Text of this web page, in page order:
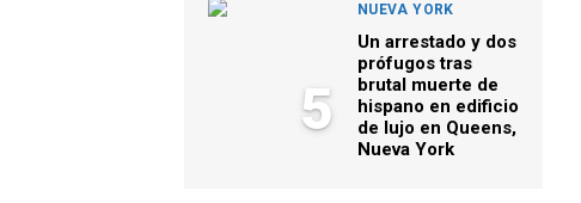
5
NUEVA YORK
Un arrestado y dos
prófugos tras
brutal muerte de
hispano en edificio
de lujo en Queens,
Nueva York